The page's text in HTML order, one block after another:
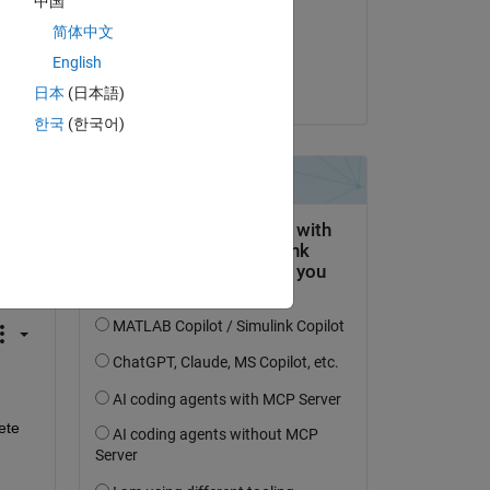
简体中文
English
日本 (日本語)
한국 (한국어)